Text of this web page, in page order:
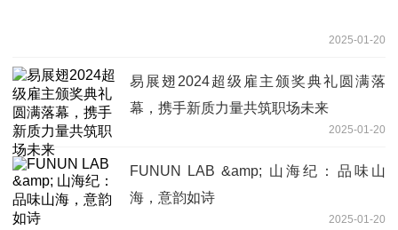
2025-01-20
易展翅2024超级雇主颁奖典礼圆满落
幕，携手新质力量共筑职场未来
2025-01-20
FUNUN LAB &amp; 山海纪：品味山
海，意韵如诗
2025-01-20